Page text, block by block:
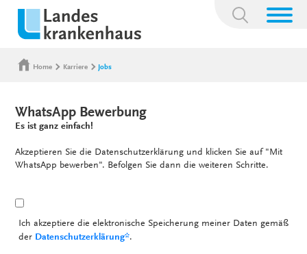
Suchbegriff:
Home Karriere Jobs
WhatsApp Bewerbung
Es ist ganz einfach!
Akzeptieren Sie die Datenschutzerklärung und klicken Sie auf "Mit
WhatsApp bewerben". Befolgen Sie dann die weiteren Schritte.
Ich akzeptiere die elektronische Speicherung meiner Daten gemäß
der Datenschutzerklärung*.